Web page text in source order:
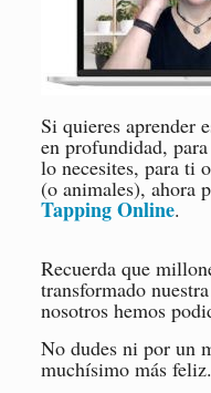
Si quieres aprender
en profundidad,
lo necesites, para ti
(o animales), ahora
Tapping Online.
Recuerda que
transformado
nosotros hemos
No dudes ni por un
muchísimo más